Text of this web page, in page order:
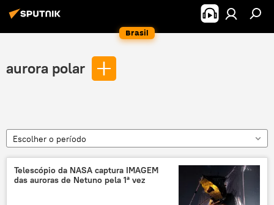
Brasil
aurora polar
Escolher o período
Telescópio da NASA captura IMAGEM
das auroras de Netuno pela 1ª vez